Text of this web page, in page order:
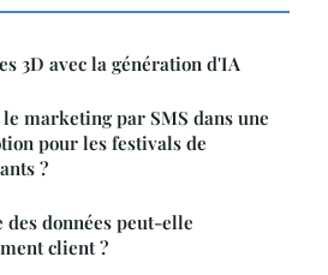
3D avec la génération d'IA
marketing par SMS dans une
pour les festivals de
?
données peut-elle
client ?